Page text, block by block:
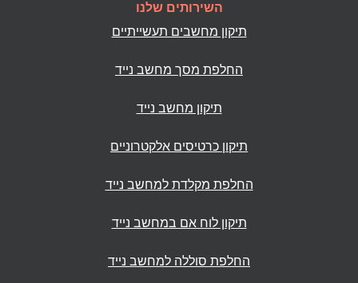
השירותים שלנו
תיקון מחשבים תעשייתיים
החלפת מסך מחשב נייד
תיקון מחשב נייד
תיקון כרטיסים אלקטרוניים
החלפת מקלדת למחשב נייד
תיקון לוח אם במחשב נייד
החלפת סוללה למחשב נייד